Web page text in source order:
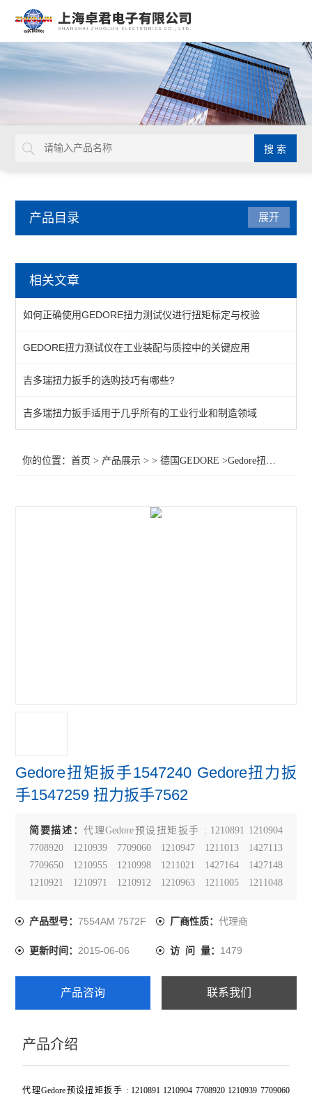
产品目录
延长杆
棘轮头
动态扭矩测试仪
扭力测试仪
接地螺柱扳手
展开
相关文章
如何正确使用GEDORE扭力测试仪进行扭矩标定与校验
GEDORE扭力测试仪在工业装配与质控中的关键应用
吉多瑞扭力扳手的选购技巧有哪些?
吉多瑞扭力扳手适用于几乎所有的工业行业和制造领域
你的位置：首页 > 产品展示 > >德国GEDORE >Gedore扭矩扳手1547240 Gedore扭力扳手1547259 扭力扳手7562
Gedore扭矩扳手1547240 Gedore扭力扳
手1547259 扭力扳手7562
简要描述：代理Gedore预设扭矩扳手 : 1210891 1210904
7708920 1210939 7709060 1210947 1211013 1427113
7709650 1210955 1210998 1211021 1427164 1427148
1210921 1210971 1210912 1210963 1211005 1211048
产品型号：7554AM 7572F 厂商性质： 代理商
更新时间：2015-06-06 访 问 量： 1479
产品咨询 联系我们
产品介绍
代理Gedore预设扭矩扳手 : 1210891 1210904 7708920 1210939 7709060